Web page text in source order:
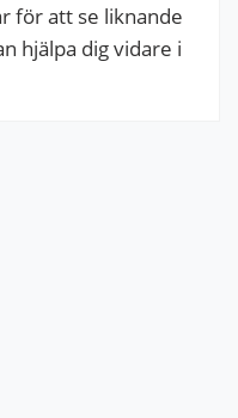
för att se liknande
hjälpa dig vidare i